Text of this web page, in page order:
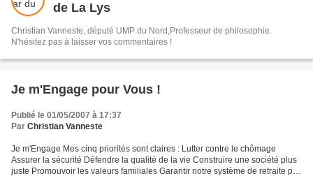
de La Lys
Christian Vanneste, député UMP du Nord,Professeur de philosophie.
N'hésitez pas à laisser vos commentaires !
Je m'Engage pour Vous !
Publié le 01/05/2007 à 17:37
Par Christian Vanneste
Je m'Engage Mes cinq priorités sont claires : Lutter contre le chômage
Assurer la sécurité Défendre la qualité de la vie Construire une société plus
juste Promouvoir les valeurs familiales Garantir notre système de retraite par